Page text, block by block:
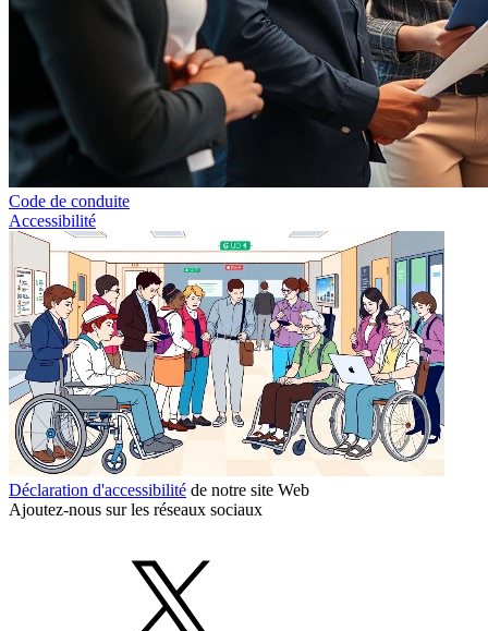
Code de conduite
Accessibilité
Déclaration d'accessibilité de notre site Web
Ajoutez-nous sur les réseaux sociaux